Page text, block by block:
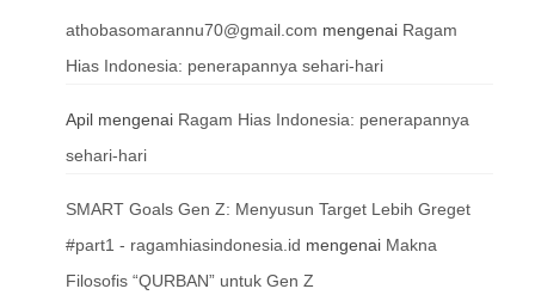
athobasomarannu70@gmail.com mengenai Ragam
Hias Indonesia: penerapannya sehari-hari
Apil mengenai Ragam Hias Indonesia: penerapannya
sehari-hari
SMART Goals Gen Z: Menyusun Target Lebih Greget
#part1 - ragamhiasindonesia.id mengenai Makna
Filosofis “QURBAN” untuk Gen Z